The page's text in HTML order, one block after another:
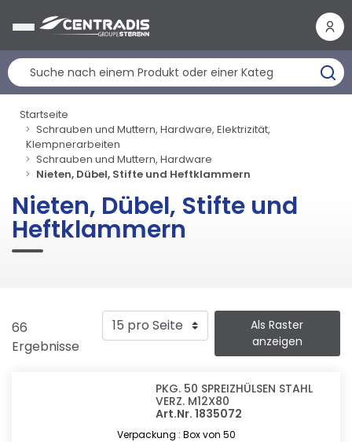
Startseite
Schrauben und Muttern, Hardware, Elektrizität,
Klempnerarbeiten
Schrauben und Muttern, Hardware
Nieten, Dübel, Stifte und Heftklammern
Nieten, Dübel, Stifte und
Heftklammern
66
Ergebnisse
Als Raster
anzeigen
PKG. 50 SPREIZHÜLSEN STAHL
VERZ. M12X80
Art.Nr. 1835072
Verpackung : Box von 50